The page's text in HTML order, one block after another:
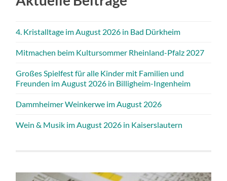
4. Kristalltage im August 2026 in Bad Dürkheim
Mitmachen beim Kultursommer Rheinland-Pfalz 2027
Großes Spielfest für alle Kinder mit Familien und
Freunden im August 2026 in Billigheim-Ingenheim
Dammheimer Weinkerwe im August 2026
Wein & Musik im August 2026 in Kaiserslautern